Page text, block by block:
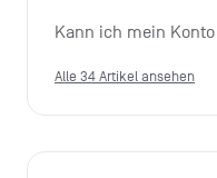
Kann ich mein
Alle 34 Artikel ansehen